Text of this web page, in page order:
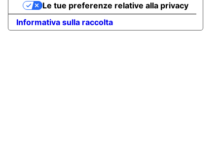
Informativa sulla raccolta
Le tue preferenze relative alla privacy